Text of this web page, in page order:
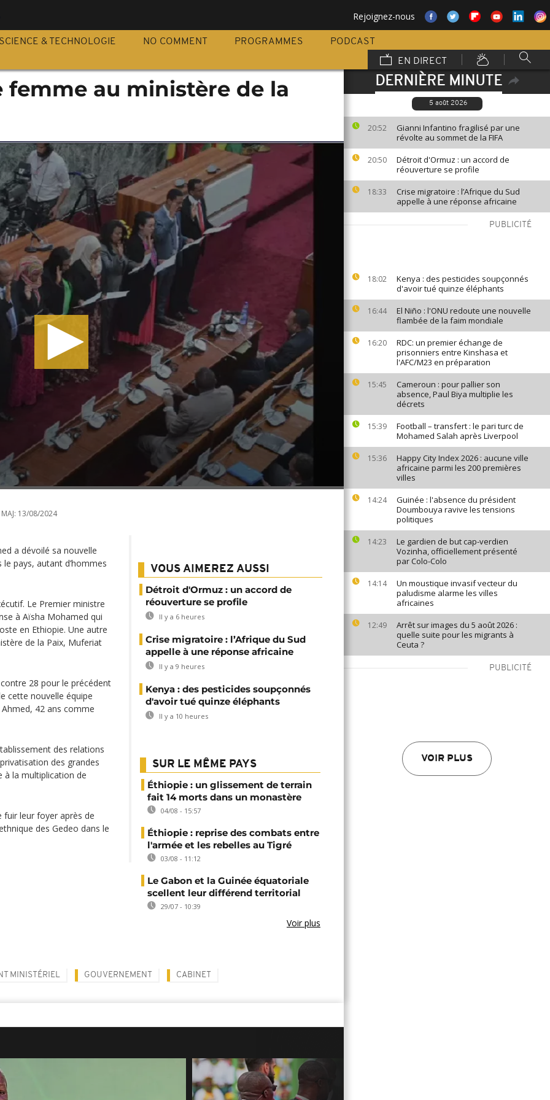
Rejoignez-nous
SCIENCE & TECHNOLOGIE NO COMMENT PROGRAMMES
PODCAST
EN DIRECT
DERNIÈRE MINUTE
5 août 2026
20:52
Gianni Infantino fragilisé par une
révolte au sommet de la FIFA
20:50
Détroit d'Ormuz : un accord de
réouverture se profile
18:33
Crise migratoire : l’Afrique du Sud
appelle à une réponse africaine
PUBLICITÉ
18:02
Kenya : des pesticides soupçonnés
d'avoir tué quinze éléphants
16:44
El Niño : l'ONU redoute une nouvelle
flambée de la faim mondiale
16:20
RDC: un premier échange de
prisonniers entre Kinshasa et
l'AFC/M23 en préparation
15:45
Cameroun : pour pallier son
absence, Paul Biya multiplie les
décrets
15:39
Football – transfert : le pari turc de
Mohamed Salah après Liverpool
15:36
Happy City Index 2026 : aucune ville
africaine parmi les 200 premières
villes
14:24
Guinée : l'absence du président
Doumbouya ravive les tensions
politiques
14:23
Le gardien de but cap-verdien
Vozinha, officiellement présenté
par Colo-Colo
14:14
Un moustique invasif vecteur du
paludisme alarme les villes
africaines
12:49
Arrêt sur images du 5 août 2026 :
quelle suite pour les migrants à
Ceuta ?
PUBLICITÉ
VOIR PLUS
femme au ministère de la
13/08/2024
a dévoilé sa nouvelle
pays, autant d’hommes
Le Premier ministre
à Aïsha Mohamed qui
en Ethiopie. Une autre
de la Paix, Muferiat
28 pour le précédent
cette nouvelle équipe
42 ans comme
des relations
des grandes
à la multiplication de
fuir leur foyer après de
des Gedeo dans le
VOUS AIMEREZ AUSSI
Détroit d'Ormuz : un accord de
réouverture se profile
Il y a 6 heures
Crise migratoire : l’Afrique du Sud
appelle à une réponse africaine
Il y a 9 heures
Kenya : des pesticides soupçonnés
d'avoir tué quinze éléphants
Il y a 10 heures
SUR LE MÊME PAYS
Éthiopie : un glissement de terrain
fait 14 morts dans un monastère
04/08 - 15:57
Éthiopie : reprise des combats entre
l'armée et les rebelles au Tigré
03/08 - 11:12
Le Gabon et la Guinée équatoriale
scellent leur différend territorial
29/07 - 10:39
Voir plus
MINISTÉRIEL GOUVERNEMENT CABINET